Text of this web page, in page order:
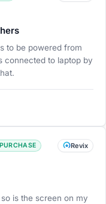
to be powered from
connected to laptop by
Revix
is the screen on my